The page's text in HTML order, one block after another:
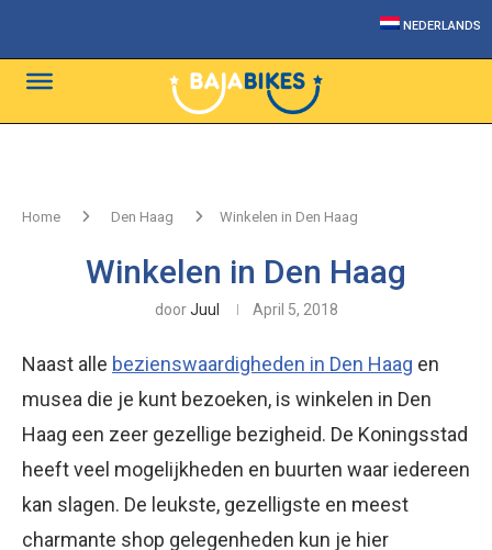
NEDERLANDS
Home Den Haag Winkelen in Den Haag
Winkelen in Den Haag
doorJuul April 5, 2018
Naast alle bezienswaardigheden in Den Haag en
musea die je kunt bezoeken, is winkelen in Den
Haag een zeer gezellige bezigheid. De Koningsstad
heeft veel mogelijkheden en buurten waar iedereen
kan slagen. De leukste, gezelligste en meest
charmante shop gelegenheden kun je hier